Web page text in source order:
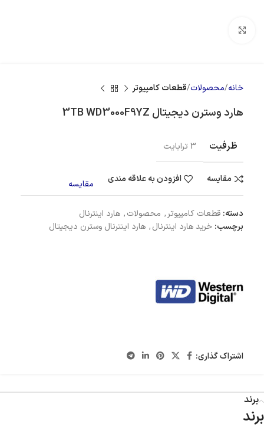
خانه محصولات قطعات کامپیوتر
هارد وسترن دیجیتال 3TB WD3000F9YZ
ظرفیت 3 ترابایت
مقایسه افزودن به علاقه مندی مقایسه
دسته: قطعات کامپیوتر , محصولات, هارد اینترنال
برچسب: خرید هارد اینترنال, هارد اینترنال وسترن دیجیتال
اشتراک گذاری:
برند
برند